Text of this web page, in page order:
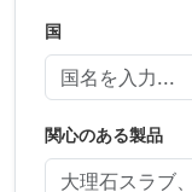
国
関心のある製品